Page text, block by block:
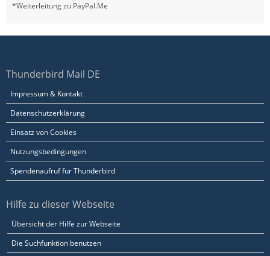
*Weiterleitung zu PayPal.Me
Thunderbird Mail DE
Impressum & Kontakt
Datenschutzerklärung
Einsatz von Cookies
Nutzungsbedingungen
Spendenaufruf für Thunderbird
Hilfe zu dieser Webseite
Übersicht der Hilfe zur Webseite
Die Suchfunktion benutzen